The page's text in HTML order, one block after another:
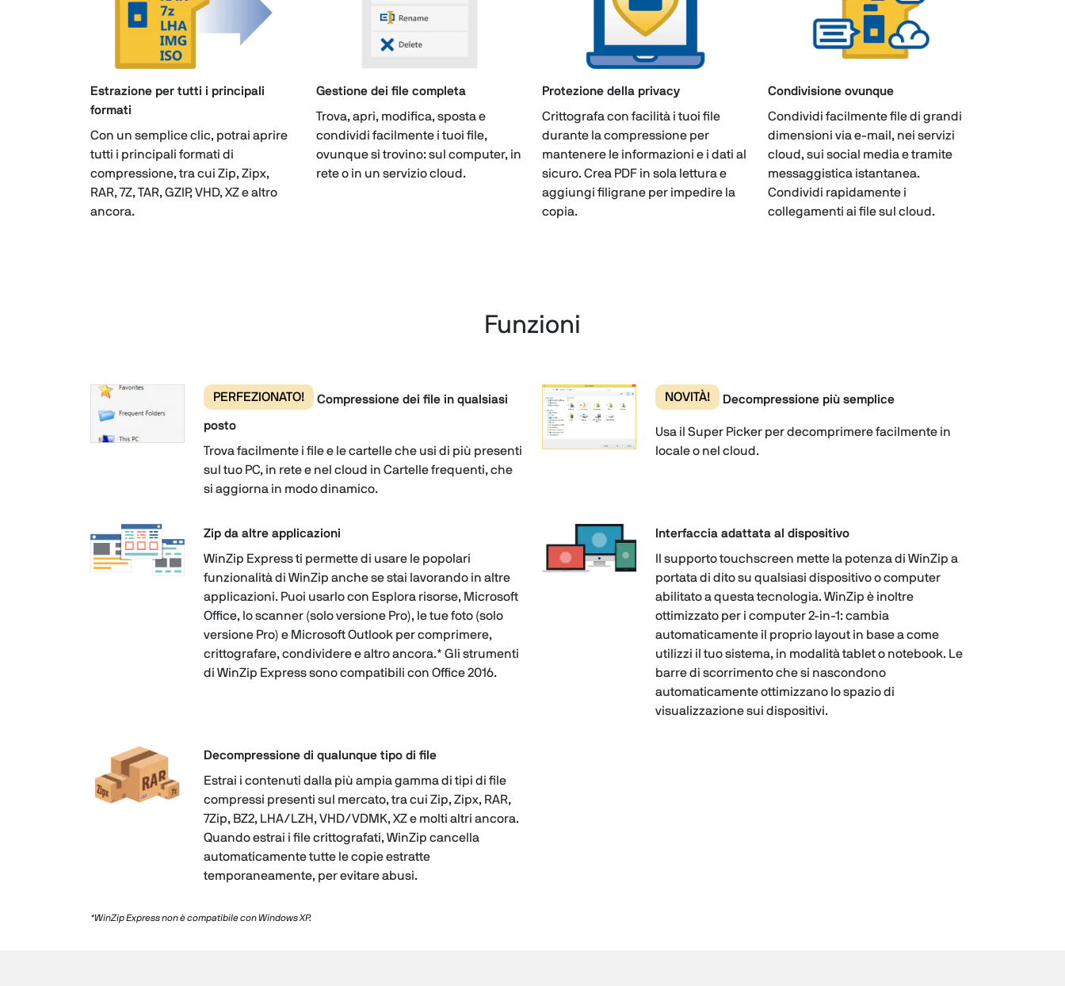
Estrazione per tutti i principali
formati
Con un semplice clic, potrai aprire
tutti i principali formati di
compressione, tra cui Zip, Zipx,
RAR, 7Z, TAR, GZIP, VHD, XZ e altro
ancora.
Gestione dei file completa
Trova, apri, modifica, sposta e
condividi facilmente i tuoi file,
ovunque si trovino: sul computer, in
rete o in un servizio cloud.
Protezione della privacy
Crittografa con facilità i tuoi file
durante la compressione per
mantenere le informazioni e i dati al
sicuro. Crea PDF in sola lettura e
aggiungi filigrane per impedire la
copia.
Condivisione ovunque
Condividi facilmente file di grandi
dimensioni via e-mail, nei servizi
cloud, sui social media e tramite
messaggistica istantanea.
Condividi rapidamente i
collegamenti ai file sul cloud.
Funzioni
PERFEZIONATO! Compressione dei file in qualsiasi
posto
Trova facilmente i file e le cartelle che usi di più presenti
sul tuo PC, in rete e nel cloud in Cartelle frequenti, che
si aggiorna in modo dinamico.
NOVITÀ! Decompressione più semplice
Usa il Super Picker per decomprimere facilmente in
locale o nel cloud.
Zip da altre applicazioni
WinZip Express ti permette di usare le popolari
funzionalità di WinZip anche se stai lavorando in altre
applicazioni. Puoi usarlo con Esplora risorse, Microsoft
Office, lo scanner (solo versione Pro), le tue foto (solo
versione Pro) e Microsoft Outlook per comprimere,
crittografare, condividere e altro ancora.* Gli strumenti
di WinZip Express sono compatibili con Office 2016.
Interfaccia adattata al dispositivo
Il supporto touchscreen mette la potenza di WinZip a
portata di dito su qualsiasi dispositivo o computer
abilitato a questa tecnologia. WinZip è inoltre
ottimizzato per i computer 2-in-1: cambia
automaticamente il proprio layout in base a come
utilizzi il tuo sistema, in modalità tablet o notebook. Le
barre di scorrimento che si nascondono
automaticamente ottimizzano lo spazio di
visualizzazione sui dispositivi.
Decompressione di qualunque tipo di file
Estrai i contenuti dalla più ampia gamma di tipi di file
compressi presenti sul mercato, tra cui Zip, Zipx, RAR,
7Zip, BZ2, LHA/LZH, VHD/VDMK, XZ e molti altri ancora.
Quando estrai i file crittografati, WinZip cancella
automaticamente tutte le copie estratte
temporaneamente, per evitare abusi.
*WinZip Express non è compatibile con Windows XP.